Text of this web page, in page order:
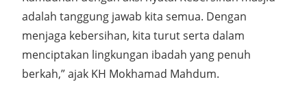
adalah tanggung jawab kita semua. Dengan
menjaga kebersihan, kita turut serta dalam
menciptakan lingkungan ibadah yang penuh
berkah,” ajak KH Mokhamad Mahdum.